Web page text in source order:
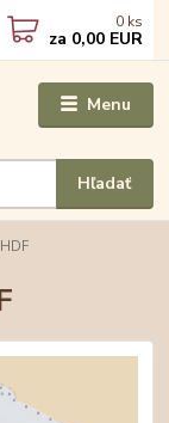
Menu
Hľadať
0 ks
za 0,00 EUR